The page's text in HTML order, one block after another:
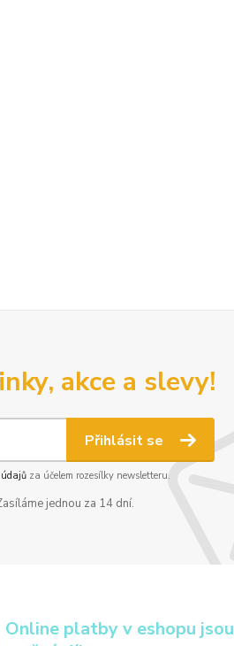
akce a slevy!
Přihlásit se
za účelem rozesílky newsletteru.
jednou za 14 dní.
Online platby v eshopu jsou